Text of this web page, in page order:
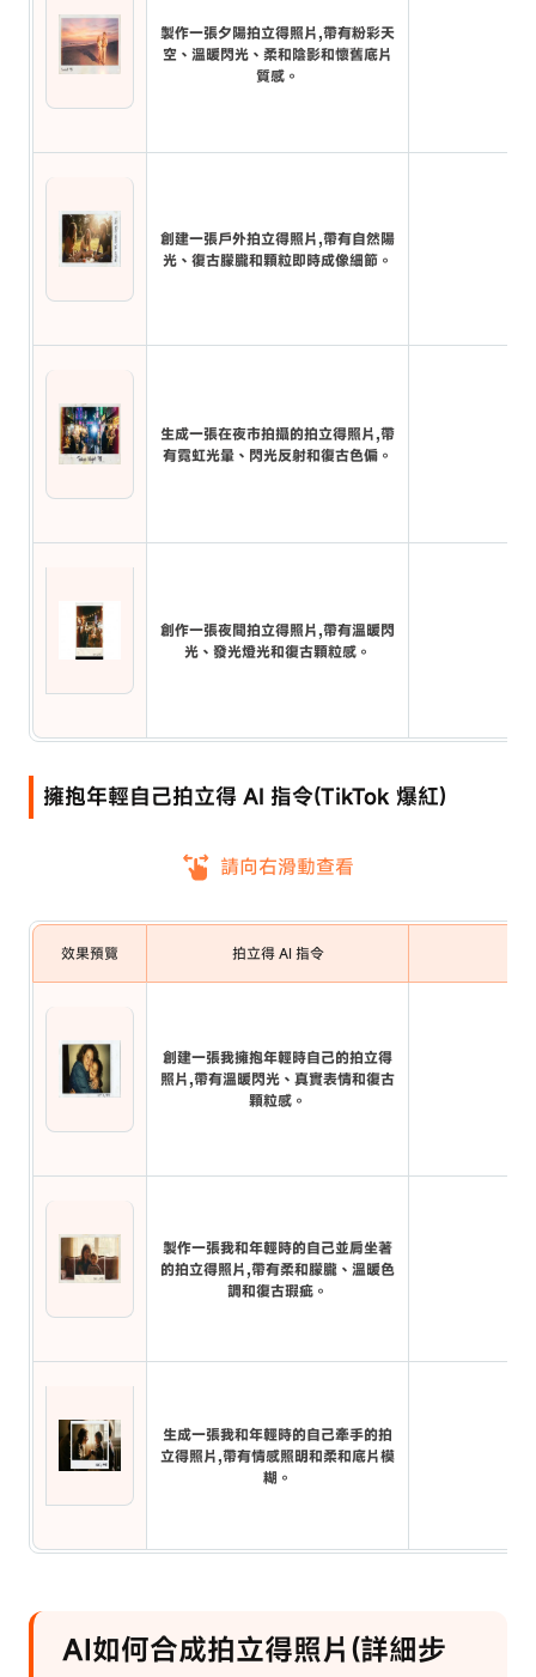
製作一張夕陽拍立得照片,帶有粉彩天
空、溫暖閃光、柔和陰影和懷舊底片
質感。
創建一張戶外拍立得照片,帶有自然陽
光、復古朦朧和顆粒即時成像細節。
生成一張在夜市拍攝的拍立得照片,帶
有霓虹光暈、閃光反射和復古色偏。
創作一張夜間拍立得照片,帶有溫暖閃
光、發光燈光和復古顆粒感。
擁抱年輕自己拍立得 AI 指令(TikTok 爆紅)
請向右滑動查看
效果預覽 拍立得 AI 指令
創建一張我擁抱年輕時自己的拍立得
照片,帶有溫暖閃光、真實表情和復古
顆粒感。
製作一張我和年輕時的自己並肩坐著
的拍立得照片,帶有柔和朦朧、溫暖色
調和復古瑕疵。
生成一張我和年輕時的自己牽手的拍
立得照片,帶有情感照明和柔和底片模
糊。
AI如何合成拍立得照片(詳細步